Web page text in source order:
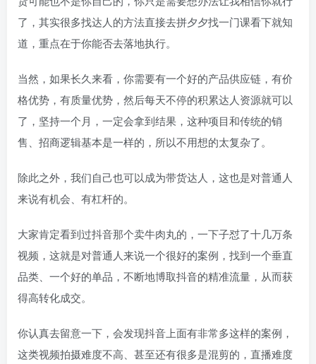
了，其实很多找达人的方法直接去拼夕夕找一门课看下就知
道，重点在于你能否去落地执行。
当然，如果长久来看，你需要有一个好的产品供应链，有价
格优势，有质量优势，然后每天不停的积累达人资源就可以
了，坚持一个月，一定会拿到结果，这种项目和传统的销
售、招商逻辑基本是一样的，所以不用想的太复杂了。
除此之外，我们自己也可以成为带货达人，这也是对普通人
来说有机会、有杠杆的。
大家肯定看到过抖音那个卖牛肉丸的，一下子怼了十几万条
视频，这就是对普通人来说一个很好的案例，找到一个垂直
品类、一个好的单品，不断地博取抖音的精准流量，从而获
得高转化成交。
你认真去留意一下，会发现抖音上面有非常多这样的案例，
这类视频拍摄难度不高、甚至还有很多是混剪的，直播难度